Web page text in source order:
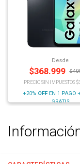
Desde
$368.999 $
PRECIO SIN IMPUESTOS
+20% OFF EN 1 PAGO
GRATIS